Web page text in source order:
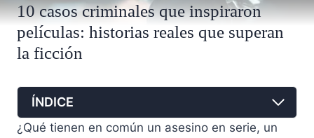
10 casos criminales que inspiraron
películas: historias reales que superan
la ficción
ÍNDICE
¿Qué tienen en común un asesino en serie, un